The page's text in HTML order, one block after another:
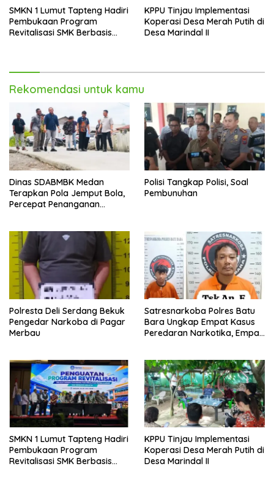
SMKN 1 Lumut Tapteng Hadiri
Pembukaan Program
Revitalisasi SMK Berbasis
KPPU Tinjau Implementasi
Koperasi Desa Merah Putih di
Desa Marindal II
Rekomendasi untuk kamu
Dinas SDABMBK Medan
Terapkan Pola Jemput Bola,
Percepat Penanganan
Polisi Tangkap Polisi, Soal
Pembunuhan
Polresta Deli Serdang Bekuk
Pengedar Narkoba di Pagar
Merbau
Satresnarkoba Polres Batu
Bara Ungkap Empat Kasus
Peredaran Narkotika, Empat
SMKN 1 Lumut Tapteng Hadiri
Pembukaan Program
Revitalisasi SMK Berbasis
KPPU Tinjau Implementasi
Koperasi Desa Merah Putih di
Desa Marindal II